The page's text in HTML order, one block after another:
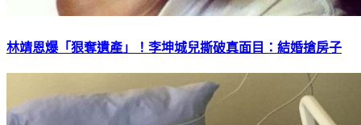
林靖恩爆「狠奪遺產」！李坤城兒撕破真面目：結婚搶房子